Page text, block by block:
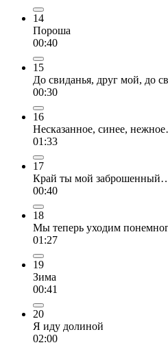
14
Пороша
00:40
15
До свиданья, друг мой, до
00:30
16
Несказанное, синее,
01:33
17
Край ты мой
00:40
18
Мы теперь уходим
01:27
19
Зима
00:41
20
Я иду долиной
02:00